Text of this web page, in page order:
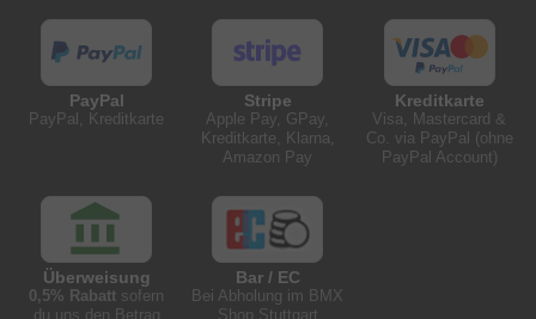
PayPal
PayPal, Kreditkarte
Stripe
Apple Pay, GPay,
Kreditkarte, Klarna,
Amazon Pay
Kreditkarte
Visa, Mastercard &
Co. via PayPal (ohne
PayPal Account)
Überweisung
0,5% Rabatt sofern
du uns den Betrag
Bar / EC
Bei Abholung im BMX
Shop Stuttgart